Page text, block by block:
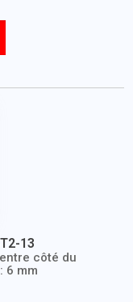
13
côté du
6 mm